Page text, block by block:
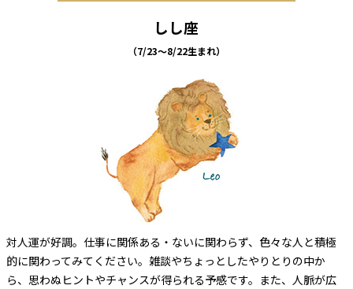
しし座
（7/23～8/22生まれ）
対人運が好調。仕事に関係ある・ないに関わらず、色々な人と積極
的に関わってみてください。雑談やちょっとしたやりとりの中か
ら、思わぬヒントやチャンスが得られる予感です。また、人脈が広